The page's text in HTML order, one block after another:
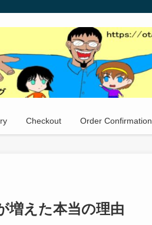
Checkout Order Confirmation
増えた本当の理由